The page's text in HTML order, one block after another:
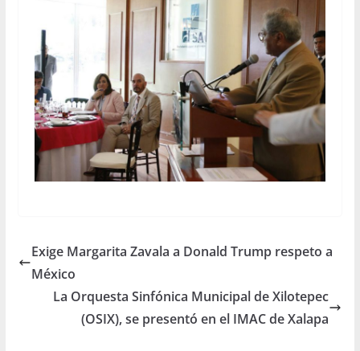
Exige Margarita Zavala a Donald Trump respeto a
México
La Orquesta Sinfónica Municipal de Xilotepec
(OSIX), se presentó en el IMAC de Xalapa